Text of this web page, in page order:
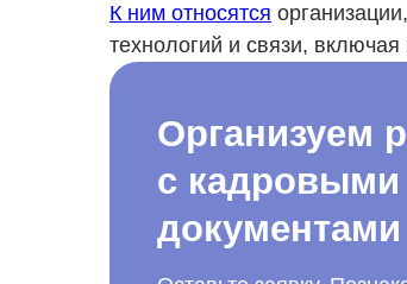
К ним относятся
технологий и связи, включая
Организуем
с кадровыми
документами